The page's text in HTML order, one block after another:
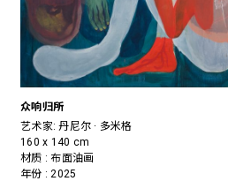
众响归所
艺术家:丹尼尔 · 多米格
160 x 140 cm
材质 : 布面油画
年份 : 2025